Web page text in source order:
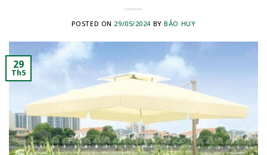
POSTED ON 29/05/2024 BYBẢO HUY
29
Th5